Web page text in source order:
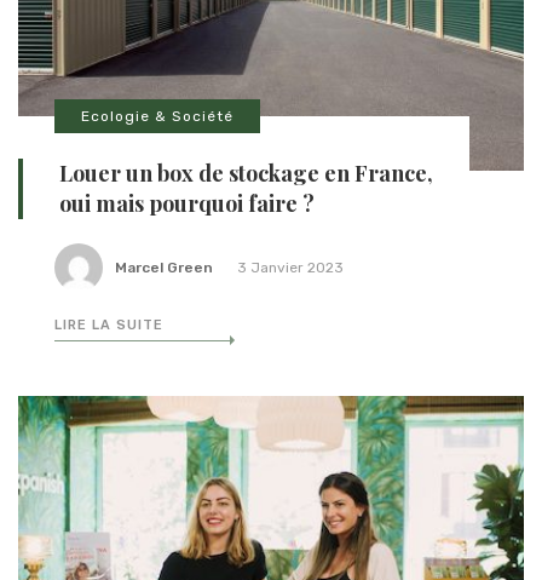
Ecologie & Société
Louer un box de stockage en France,
oui mais pourquoi faire ?
Marcel Green 3 Janvier 2023
LIRE LA SUITE